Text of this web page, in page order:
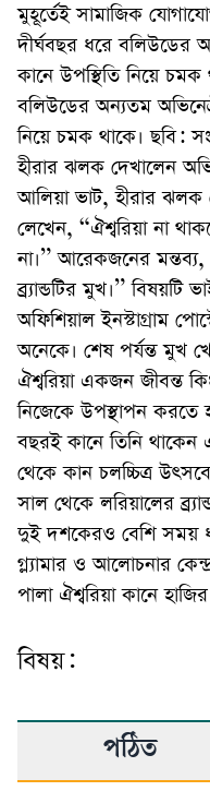
মুহূর্তেই সামাজিক
দীর্ঘবছর ধরে বলিউডের
কানে উপস্থিতি নিয়ে
বলিউডের অন্যতম
নিয়ে চমক থাকে। ছবি:
হীরার ঝলক দেখালেন
আলিয়া ভাট, হীরার ঝলক
লেখেন, “ঐশ্বরিয়া না
না।” আরেকজনের
ব্র্যান্ডটির মুখ।” বিষয়টি
অফিশিয়াল ইনস্টাগ্রাম
অনেকে। শেষ পর্যন্ত মুখ
ঐশ্বরিয়া একজন জীবন্ত
নিজেকে উপস্থাপন করতে
বছরই কানে তিনি থাকেন
থেকে কান চলচ্চিত্র
সাল থেকে লরিয়ালের
দুই দশকেরও বেশি সময়
গ্ল্যামার ও আলোচনার
পালা ঐশ্বরিয়া কানে
বিষয়:
পঠিত